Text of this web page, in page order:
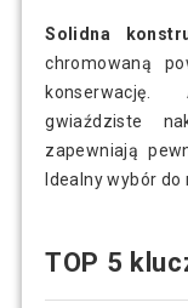
Solidna
chromowaną
konserwację.
gwiaździste
zapewniają
Idealny wybór
TOP 5